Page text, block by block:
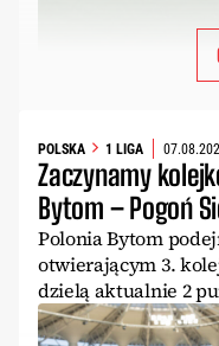
POLSKA 1 LIGA
Zaczynamy
Bytom – Pogoń
Polonia Bytom
otwierającym 3.
dzielą aktualnie 2